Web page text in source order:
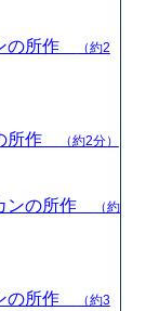
の所作
（約2
所作 （約2分）
ンの所作
（約
の所作
（約3